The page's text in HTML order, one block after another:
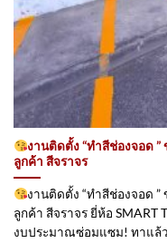
งานติดตั้ง “ทำสีช่องจอด
ลูกค้า สีจราจร
งานติดตั้ง “ทำสีช่องจอด ”
ลูกค้า สีจราจร ยี่ห้อ SMART
งบประมาณซ่อมแซม! ทาแล้